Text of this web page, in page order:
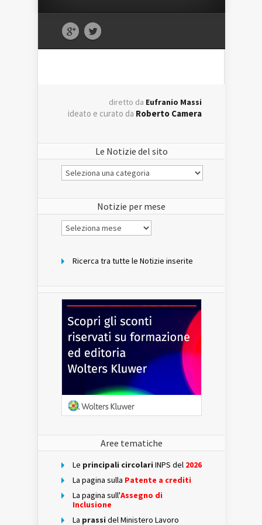
diretto da Eufranio Massi
ideato e curato da Roberto Camera
Le Notizie del sito
Le
Notizie
Notizie per mese
Notizie
per
Ricerca tra tutte le Notizie inserite
Aree tematiche
Le principali circolari INPS del 2026
La pagina sulla Patente a crediti
La pagina sull'Assegno di
Inclusione
La prassi del Ministero Lavoro